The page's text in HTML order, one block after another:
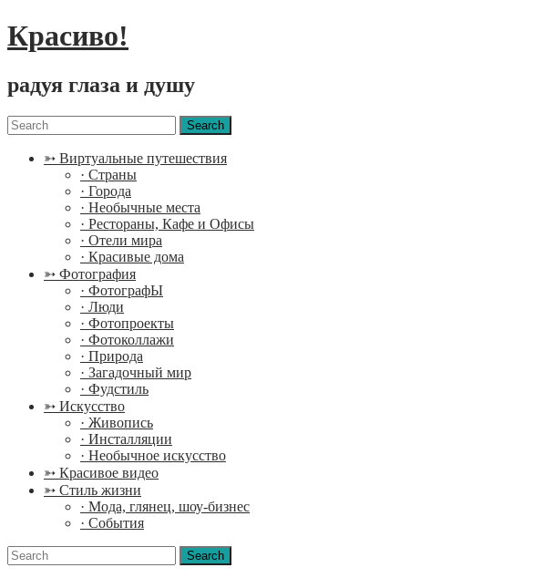
Красиво!
радуя глаза и душу
Menu
Search
for:
➳ Виртуальные путешествия
· Страны
· Города
· Необычные места
· Рестораны, Кафе и Офисы
· Отели мира
· Красивые дома
➳ Фотография
· ФотографЫ
· Люди
· Фотопроекты
· Фотоколлажи
· Природа
· Загадочный мир
· Фудстиль
➳ Искусство
· Живопись
· Инсталляции
· Необычное искусство
➳ Красивое видео
➳ Стиль жизни
· Мода, глянец, шоу-бизнес
· События
Search
for: